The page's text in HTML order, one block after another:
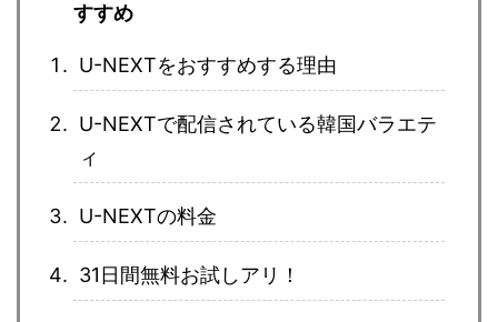
すすめ
U-NEXTをおすすめする理由
U-NEXTで配信されている韓国バラエテ
ィ
U-NEXTの料金
31日間無料お試しアリ！